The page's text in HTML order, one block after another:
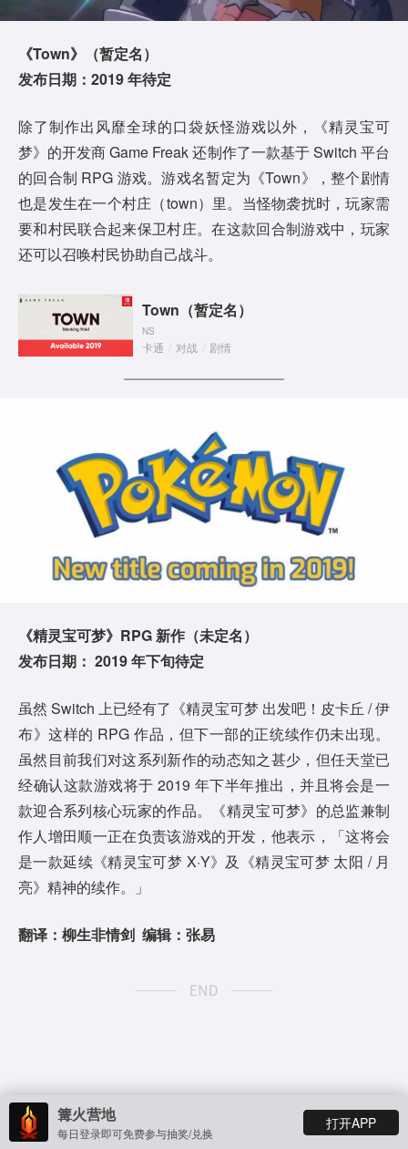
《Town》（暂定名）
发布日期：2019 年待定
除了制作出风靡全球的口袋妖怪游戏以外，《精灵宝可
梦》的开发商 Game Freak 还制作了一款基于 Switch 平台
的回合制 RPG 游戏。游戏名暂定为《Town》，整个剧情
也是发生在一个村庄（town）里。当怪物袭扰时，玩家需
要和村民联合起来保卫村庄。在这款回合制游戏中，玩家
还可以召唤村民协助自己战斗。
Town（暂定名）
NS
卡通 对战 剧情
《精灵宝可梦》RPG 新作（未定名）
发布日期： 2019 年下旬待定
虽然 Switch 上已经有了《精灵宝可梦 出发吧！皮卡丘 / 伊
布》这样的 RPG 作品，但下一部的正统续作仍未出现。
虽然目前我们对这系列新作的动态知之甚少，但任天堂已
经确认这款游戏将于 2019 年下半年推出，并且将会是一
款迎合系列核心玩家的作品。《精灵宝可梦》的总监兼制
作人增田顺一正在负责该游戏的开发，他表示，「这将会
是一款延续《精灵宝可梦 X·Y》及《精灵宝可梦 太阳 / 月
亮》精神的续作。」
翻译：柳生非情剑 编辑：张易
篝火营地
每日登录即可免费参与抽奖/兑换
打开APP
相关
IGN 740篇内容